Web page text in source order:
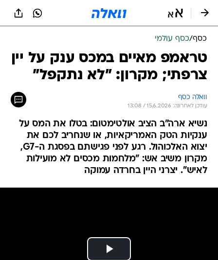
כסף/כסף עולמי
טראמפ מאיים במכס ענק על יין
צרפתי; מקרון: "לא נתקפל"
וואלה כסף
עודכן לאחרונה: 15.6.2026 / 13:08
נשיא ארה"ב הציב אולטימטום: בטלו את המס על
ענקיות הטק האמריקאיות, או שנחריב לכם את
יצוא האלכוהול. רגע לפני פגישתם בפסגת ה-G7,
מקרון משיב אש: "מלחמות מכסים לא מועילות
לאיש". יצרני היין בחרדה עמוקה